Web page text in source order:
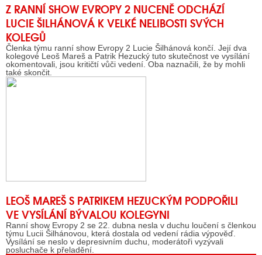
Z RANNÍ SHOW EVROPY 2 NUCENĚ ODCHÁZÍ
LUCIE ŠILHÁNOVÁ K VELKÉ NELIBOSTI SVÝCH
KOLEGŮ
Členka týmu ranní show Evropy 2 Lucie Šilhánová končí. Její dva
kolegové Leoš Mareš a Patrik Hezucký tuto skutečnost ve vysílání
okomentovali, jsou kritičtí vůči vedení. Oba naznačili, že by mohli
také skončit.
LEOŠ MAREŠ S PATRIKEM HEZUCKÝM PODPOŘILI
VE VYSÍLÁNÍ BÝVALOU KOLEGYNI
Ranní show Evropy 2 se 22. dubna nesla v duchu loučení s členkou
týmu Lucii Šilhánovou, která dostala od vedení rádia výpověď.
Vysílání se neslo v depresivním duchu, moderátoři vyzývali
posluchače k přeladění.